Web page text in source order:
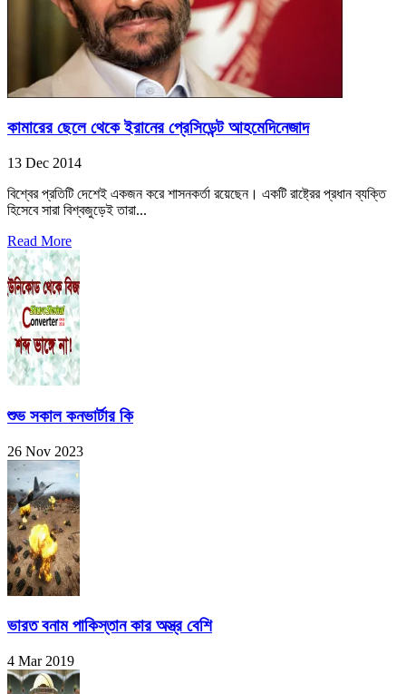
কামারের ছেলে থেকে ইরানের প্রেসিডেন্ট আহমেদিনেজাদ
13 Dec 2014
বিশ্বের প্রতিটি দেশেই একজন করে শাসনকর্তা রয়েছেন। একটি রাষ্ট্রের প্রধান ব্যক্তি
হিসেবে সারা বিশ্বজুড়েই তারা...
Read More
শুভ সকাল কনভার্টার কি
26 Nov 2023
ভারত বনাম পাকিস্তান কার অস্ত্র বেশি
4 Mar 2019